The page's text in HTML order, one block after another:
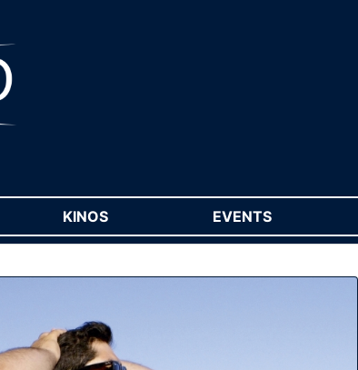
KINOS EVENTS